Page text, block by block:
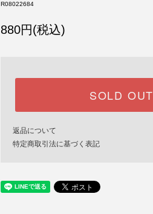
R08022684
880円(税込)
SOLD OUT
返品について
特定商取引法に基づく表記